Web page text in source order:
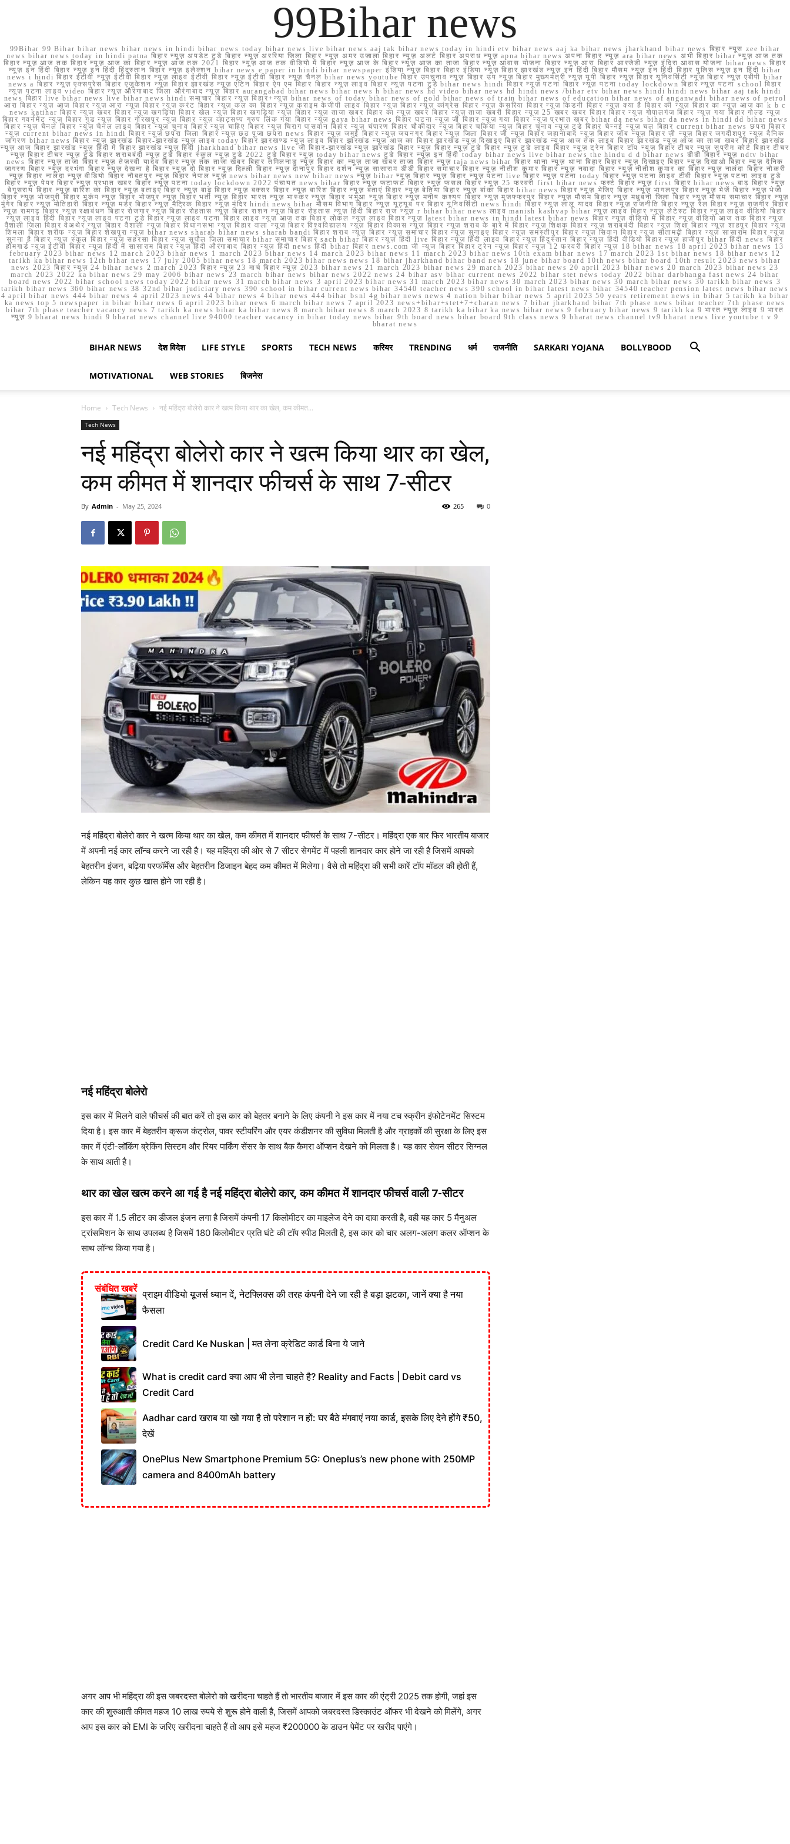
99Bihar news
99Bihar 99 Bihar bihar news bihar news in hindi bihar news today bihar news live bihar news aaj tak bihar news today in hindi etv bihar news aaj ka bihar news jharkhand bihar news बिहार न्यूस zee bihar
news bihar news today in hindi patna बिहार न्यूज़ अपडेट टुडे बिहार न्यूज़ अररिया जिला बिहार न्यूज़ अमर उजाला बिहार न्यूज़ अलर्ट बिहार अपराध न्यूज़ apna bihar news अपना बिहार न्यूज़ ara bihar news अभी बिहार bihar न्यूज़ आज तक
बिहार न्यूज़ आज तक बिहार न्यूज़ आज का बिहार न्यूज़ आज तक 2021 बिहार न्यूज़ आज तक वीडियो में बिहार न्यूज़ आज के बिहार न्यूज़ आज का ताजा बिहार न्यूज़ आवास योजना बिहार न्यूज़ आरा बिहार आरजेडी न्यूज़ इंदिरा आवास योजना bihar news बिहार
न्यूज़ इन हिंदी बिहार न्यूज़ इन हिंदी हिंदुस्तान बिहार न्यूज़ इलेक्शन bihar news e paper in hindi bihar newspaper इंडिया न्यूज़ बिहार बिहार इंडिया न्यूज़ बिहार झारखंड न्यूज़ इन हिंदी बिहार मौसम न्यूज़ इन हिंदी बिहार पुलिस न्यूज़ इन हिंदी bihar
news i hindi बिहार ईटीवी न्यूज़ ईटीवी बिहार न्यूज़ लाइव ईटीवी बिहार न्यूज़ ईटीवी बिहार न्यूज़ चैनल bihar news youtube बिहार उपचुनाव न्यूज़ बिहार उप न्यूज़ बिहार मुख्यमंत्री न्यूज़ यूपी बिहार न्यूज़ बिहार यूनिवर्सिटी न्यूज़ बिहार न्यूज़ एबीपी bihar
news a बिहार न्यूज़ एक्सप्रेस बिहार एजुकेशन न्यूज़ बिहार झारखंड न्यूज़ एटिन बिहार ऐप एम बिहार बिहार न्यूज़ लाइव बिहार न्यूज़ पटना टुडे bihar news hindi बिहार न्यूज़ पटना बिहार न्यूज़ पटना today lockdown बिहार न्यूज़ पटना school बिहार
न्यूज़ पटना लाइव video बिहार न्यूज़ औरंगाबाद जिला औरंगाबाद न्यूज़ बिहार aurangabad bihar news bihar news h bihar news hd video bihar news hd hindi news /bihar etv bihar news hindi hindi news bihar aaj tak hindi
news बिहार live bihar news live bihar news hindi समाचार बिहार न्यूज़ बिहार+न्यूज़ bihar news of today bihar news of gold bihar news of train bihar news of education bihar news of anganwadi bihar news of petrol
आरा बिहार न्यूज़ आज बिहार न्यूज़ आरा न्यूज़ बिहार न्यूज़ करंट बिहार न्यूज़ कल का बिहार न्यूज़ क्राइम केजीपी लाइव बिहार न्यूज़ बिहार न्यूज़ कांग्रेस बिहार न्यूज़ केसरिया बिहार न्यूज़ किडनी बिहार न्यूज़ क्या है बिहार की न्यूज़ बिहार का न्यूज़ आज का k b c
news katihar बिहार न्यूज़ खबर बिहार न्यूज़ खगड़िया बिहार खेल न्यूज़ बिहार खगड़िया न्यूज़ बिहार न्यूज़ ताजा खबर बिहार का न्यूज़ खबर बिहार न्यूज़ ताजा खबरी बिहार न्यूज़ 25 खबर खबर बिहार बिहार न्यूज़ गोपालगंज बिहार न्यूज़ गया बिहार गोल्ड न्यूज़
बिहार गवर्नमेंट न्यूज़ बिहार गुड न्यूज़ बिहार गोरखपुर न्यूज़ बिहार न्यूज़ व्हाट्सप्प ग्रुप लिंक गया बिहार न्यूज़ gaya bihar news बिहार घटना न्यूज़ जी बिहार न्यूज़ गया बिहार न्यूज़ प्रभात खबर bihar da news bihar da news in hindi dd bihar news
बिहार न्यूज़ चैनल बिहार न्यूज़ चैनल लाइव बिहार न्यूज़ चुनाव बिहार न्यूज़ चाहिए बिहार न्यूज़ चिराग पासवान बिहार न्यूज़ चंपारण बिहार चौकीदार न्यूज़ बिहार चकिया न्यूज़ बिहार चुनाव न्यूज़ टुडे बिहार चेन्नई न्यूज़ चल बिहार current bihar news छपरा बिहार
न्यूज़ current bihar news in hindi बिहार न्यूज़ छपरा जिला बिहार न्यूज़ छठ पूजा छपरा news बिहार न्यूज़ जमुई बिहार न्यूज़ जयनगर बिहार न्यूज़ जिला बिहार जी न्यूज़ बिहार जहानाबाद न्यूज़ बिहार जॉब न्यूज़ बिहार ज़ी न्यूज़ बिहार जगदीशपुर न्यूज़ दैनिक
जागरण bihar news बिहार न्यूज़ झारखंड बिहार-झारखंड न्यूज़ लाइव today बिहार झारखण्ड न्यूज़ लाइव बिहार झारखंड न्यूज़ आज का बिहार झारखंड न्यूज़ दिखाइए बिहार झारखंड न्यूज़ आज तक लाइव बिहार झारखंड न्यूज़ आज का ताजा खबर बिहार झारखंड
न्यूज़ आज बिहार झारखंड न्यूज़ हिंदी में बिहार झारखंड न्यूज़ हिंदी jharkhand bihar news live जी बिहार-झारखंड न्यूज़ झारखंड बिहार न्यूज़ बिहार न्यूज़ टुडे बिहार न्यूज़ टुडे लाइव बिहार न्यूज़ ट्रेन बिहार टॉप न्यूज़ बिहार टीचर न्यूज़ सुप्रीम कोर्ट बिहार टीचर
न्यूज़ बिहार टीचर न्यूज़ टुडे बिहार शराबबंदी न्यूज़ टुडे बिहार स्कूल न्यूज़ टुडे 2022 टुडे बिहार न्यूज़ today bihar news टुडे बिहार न्यूज़ इन हिंदी today bihar news live bihar news the hindu d d bihar news डीडी बिहार न्यूज़ ndtv bihar
news बिहार न्यूज़ ताजा बिहार न्यूज़ तेजस्वी यादव बिहार न्यूज़ तक ताजा खबर बिहार तमिलनाडु न्यूज़ बिहार का न्यूज़ ताजा खबर ताजा बिहार न्यूज़ taja news bihar बिहार थाना न्यूज़ थाना बिहार बिहार न्यूज़ दिखाइए बिहार न्यूज़ दिखाओ बिहार न्यूज़ दैनिक
जागरण बिहार न्यूज़ दरभंगा बिहार न्यूज़ देखना है बिहार न्यूज़ दो बिहार न्यूज़ दिल्ली बिहार न्यूज़ दानापुर बिहार दर्शन न्यूज़ सासाराम डीडी बिहार समाचार बिहार न्यूज़ नीतीश कुमार बिहार न्यूज़ नवादा बिहार न्यूज़ नीतीश कुमार का बिहार न्यूज़ नालंदा बिहार नौकरी
न्यूज़ बिहार नालंदा न्यूज़ वीडियो बिहार नौबतपुर न्यूज़ बिहार नेपाल न्यूज़ news bihar news new bihar news न्यूज़ bihar न्यूज़ बिहार न्यूज़ बिहार न्यूज़ पटना live बिहार न्यूज़ पटना today बिहार न्यूज़ पटना लाइव टीवी बिहार न्यूज़ पटना लाइव टुडे
बिहार न्यूज़ पेपर बिहार न्यूज़ प्रभात खबर बिहार न्यूज़ पटना today lockdown 2022 पंचायत news bihar बिहार न्यूज़ फटाफट बिहार न्यूज़ फसल बिहार न्यूज़ 25 फरवरी first bihar news फर्स्ट बिहार न्यूज़ first बिहार bihar news बाढ़ बिहार न्यूज़
बेगूसराय बिहार न्यूज़ बारिश का बिहार न्यूज़ बताइए बिहार न्यूज़ बाढ़ बिहार न्यूज़ बक्सर बिहार न्यूज़ बारिश बिहार न्यूज़ बताएं बिहार न्यूज़ बेतिया बिहार न्यूज़ बांका बिहार bihar news बिहार न्यूज़ भेजिए बिहार न्यूज़ भागलपुर बिहार न्यूज़ भेजें बिहार न्यूज़ भेजो
बिहार न्यूज़ भोजपुरी बिहार भूकंप न्यूज़ बिहार भोजपुर न्यूज़ बिहार भर्ती न्यूज़ बिहार भारत न्यूज़ भास्कर न्यूज़ बिहार भभुआ न्यूज़ बिहार न्यूज़ मनीष कश्यप बिहार न्यूज़ मुजफ्फरपुर बिहार न्यूज़ मौसम बिहार न्यूज़ मधुबनी जिला बिहार न्यूज़ मौसम समाचार बिहार न्यूज़
मुंगेर बिहार न्यूज़ मोतिहारी बिहार न्यूज़ मर्डर बिहार न्यूज़ मैट्रिक बिहार न्यूज़ मंदिर hindi news bihar मौसम विभाग बिहार न्यूज़ यूट्यूब पर बिहार यूनिवर्सिटी news hindi बिहार न्यूज़ लालू यादव बिहार न्यूज़ राजनीति बिहार न्यूज़ रेल बिहार न्यूज़ राजगीर बिहार
न्यूज़ रामगढ़ बिहार न्यूज़ रक्षाबंधन बिहार रोजगार न्यूज़ बिहार रोहतास न्यूज़ बिहार राशन न्यूज़ बिहार रोहतास न्यूज़ हिंदी बिहार राज न्यूज़ r bihar bihar news लाइव manish kashyap bihar न्यूज़ लाइव बिहार न्यूज़ लेटेस्ट बिहार न्यूज़ लाइव वीडियो बिहार
न्यूज़ लाइव हिंदी बिहार न्यूज़ लाइव पटना टुडे बिहार न्यूज़ लाइव पटना बिहार लाइव न्यूज़ आज तक बिहार लोकल न्यूज़ लाइव बिहार न्यूज़ latest bihar news in hindi latest bihar news बिहार न्यूज़ वीडियो में बिहार न्यूज़ वीडियो आज तक बिहार न्यूज़
वैशाली जिला बिहार वेअथेर न्यूज़ बिहार वैशाली न्यूज़ बिहार विधानसभा न्यूज़ बिहार वाला न्यूज़ बिहार विश्वविद्यालय न्यूज़ बिहार विकास न्यूज़ बिहार न्यूज़ शराब के बारे में बिहार न्यूज़ शिक्षक बिहार न्यूज़ शराबबंदी बिहार न्यूज़ शिक्षा बिहार न्यूज़ शाहपुर बिहार न्यूज़
शिमला बिहार शरीफ न्यूज़ बिहार शेखपुरा न्यूज़ bihar news sharab bihar news sharab bandi बिहार शराब न्यूज़ बिहार न्यूज़ समाचार बिहार न्यूज़ सुनाइए बिहार न्यूज़ समस्तीपुर बिहार न्यूज़ सिवान बिहार न्यूज़ सीतामढ़ी बिहार न्यूज़ सासाराम बिहार न्यूज़
सुनना है बिहार न्यूज़ स्कूल बिहार न्यूज़ सहरसा बिहार न्यूज़ सुपौल जिला समाचार bihar समाचार बिहार sach bihar बिहार न्यूज़ हिंदी live बिहार न्यूज़ हिंदी लाइव बिहार न्यूज़ हिंदुस्तान बिहार न्यूज़ हिंदी वीडियो बिहार न्यूज़ हाजीपुर bihar हिंदी news बिहार
होमगार्ड न्यूज़ ईटीवी बिहार न्यूज़ हिंदी में सासाराम बिहार न्यूज़ हिंदी औरंगाबाद बिहार न्यूज़ हिंदी news हिंदी bihar बिहार news.com जी न्यूज बिहार बिहार ट्रेन न्यूज़ बिहार न्यूज़ 12 फरवरी बिहार न्यूज़ 18 bihar news 18 april 2023 bihar news 13
february 2023 bihar news 12 march 2023 bihar news 1 march 2023 bihar news 14 march 2023 bihar news 11 march 2023 bihar news 10th exam bihar news 17 march 2023 1st bihar news 18 bihar news 12
tarikh ka bihar news 12th bihar news 17 july 2005 bihar news 18 march 2023 bihar news news 18 bihar jharkhand bihar band news 18 june bihar board 10th news bihar board 10th result 2023 news bihar
news 2023 बिहार न्यूज़ 24 bihar news 2 march 2023 बिहार न्यूज़ 23 मार्च बिहार न्यूज़ 2023 bihar news 21 march 2023 bihar news 29 march 2023 bihar news 20 april 2023 bihar news 20 march 2023 bihar news 23
march 2023 2022 ka bihar news 29 may 2006 bihar news 23 march bihar news bihar news 2022 news 24 bihar asv bihar current news 2022 bihar stet news today 2022 bihar darbhanga fast news 24 bihar
board news 2022 bihar school news today 2022 bihar news 31 march bihar news 3 april 2023 bihar news 31 march 2023 bihar news 30 march 2023 bihar news 30 march bihar news 30 tarikh bihar news 3
tarikh bihar news 360 bihar news 38 32nd bihar judiciary news 390 school in bihar current news bihar 34540 teacher news 390 school in bihar latest news bihar 34540 teacher pension latest news bihar news
4 april bihar news 444 bihar news 4 april 2023 news 44 bihar news 4 bihar news 444 bihar bsnl 4g bihar news news 4 nation bihar bihar news 5 april 2023 50 years retirement news in bihar 5 tarikh ka bihar
ka news top 5 newspaper in bihar bihar news 6 april 2023 bihar news 6 march bihar news 7 april 2023 news+bihar+stet+7+charan news 7 bihar jharkhand bihar 7th phase news bihar teacher 7th phase news
bihar 7th phase teacher vacancy news 7 tarikh ka news bihar ka bihar news 8 march bihar news 8 march 2023 8 tarikh ka bihar ka news bihar news 9 february bihar news 9 tarikh ka 9 भारत न्यूज़ लाइव 9 भारत
न्यूज़ 9 bharat news hindi 9 bharat news channel live 94000 teacher vacancy in bihar today news bihar 9th board news bihar board 9th class news 9 bharat news channel tv9 bharat news live youtube t v 9
bharat news
BIHAR NEWS देश विदेश LIFE STYLE SPORTS TECH NEWS करियर TRENDING धर्म राजनीति SARKARI YOJANA BOLLYBOOD
MOTIVATIONAL WEB STORIES बिजनेस
Home Tech News नई महिंद्रा बोलेरो कार ने खत्म किया थार का खेल, कम कीमत...
Tech News
नई महिंद्रा बोलेरो कार ने खत्म किया थार का खेल,
कम कीमत में शानदार फीचर्स के साथ 7-सीटर
By Admin - May 25, 2024 0
265
नई महिंद्रा बोलेरो कार ने खत्म किया थार का खेल, कम कीमत में शानदार फीचर्स के साथ 7-सीटर। महिंद्रा एक बार फिर भारतीय बाजार
में अपनी नई कार लॉन्च करने जा रही है। यह महिंद्रा की ओर से 7 सीटर सेगमेंट में पहली शानदार कार होने जा रही है जिसमें आपको
बेहतरीन इंजन, बढ़िया परफॉर्मेंस और बेहतरीन डिजाइन बेहद कम कीमत में मिलेगा। वैसे तो महिंद्रा की सभी कारें टॉप मॉडल की होती हैं,
लेकिन यह कार कुछ खास होने जा रही है।
नई महिंद्रा बोलेरो
इस कार में मिलने वाले फीचर्स की बात करें तो इस कार को बेहतर बनाने के लिए कंपनी ने इस कार में नया टच स्क्रीन इंफोटेनमेंट सिस्टम
दिया है। इस कार में बेहतरीन क्रूज कंट्रोल, पावर स्टीयरिंग और एयर कंडीशनर की सुविधा मिलती है और ग्राहकों की सुरक्षा के लिए इस
कार में एंटी-लॉकिंग ब्रेकिंग सिस्टम और रियर पार्किंग सेंसर के साथ बैक कैमरा ऑप्शन देखने को मिलता है। यह कार सेवन सीटर सिग्नल
के साथ आती है।
थार का खेल खत्म करने आ गई है नई महिंद्रा बोलेरो कार, कम कीमत में शानदार फीचर्स वाली 7-सीटर
इस कार में 1.5 लीटर का डीजल इंजन लगा है जिसमें कंपनी 17 किलोमीटर का माइलेज देने का दावा करती है, वही यह कार 5 मैनुअल
ट्रांसमिशन के साथ उपलब्ध है जिसमें 180 किलोमीटर प्रति घंटे की टॉप स्पीड मिलती है, इस कार को चार अलग-अलग कलर ऑप्शन के
साथ लॉन्च किया गया है।
संबंधित खबरें प्राइम वीडियो यूजर्स ध्यान दें, नेटफ्लिक्स की तरह कंपनी देने जा रही है बड़ा झटका, जानें क्या है नया
फैसला
Credit Card Ke Nuskan | मत लेना क्रेडिट कार्ड बिना ये जाने
What is credit card क्या आप भी लेना चाहते है? Reality and Facts | Debit card vs
Credit Card
Aadhar card खराब या खो गया है तो परेशान न हों: घर बैठे मंगवाएं नया कार्ड, इसके लिए देने होंगे ₹50,
देखें
OnePlus New Smartphone Premium 5G: Oneplus’s new phone with 250MP
camera and 8400mAh battery
अगर आप भी महिंद्रा की इस जबरदस्त बोलेरो को खरीदना चाहते हैं तो भारतीय बाजार में इस कार की एंट्री 2025 तक होगी, जहां इस
कार की शुरुआती कीमत महज 10 लाख रुपये से शुरू होने वाली है, जिसमें आपको जबरदस्त डिस्काउंट ऑफर भी देखने को मिलेंगे, अगर
आप इस कार को EMI के जरिए खरीदना चाहते हैं तो आप इसे महज ₹200000 के डाउन पेमेंट पर खरीद पाएंगे।